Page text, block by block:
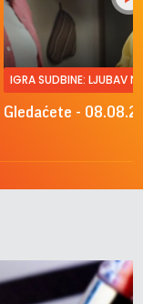
IGRA SUDBINE: LJUBAV
Gledaćete -